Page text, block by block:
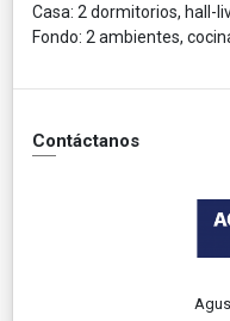
Casa: 2 dormitorios, hall-
Fondo: 2 ambientes,
Contáctanos